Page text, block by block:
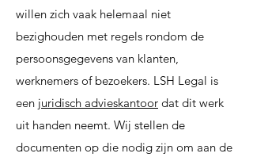
willen zich vaak helemaal niet
bezighouden met regels rondom de
persoonsgegevens van klanten,
werknemers of bezoekers. LSH Legal is
een juridisch advieskantoor dat dit werk
uit handen neemt. Wij stellen de
documenten op die nodig zijn om aan de